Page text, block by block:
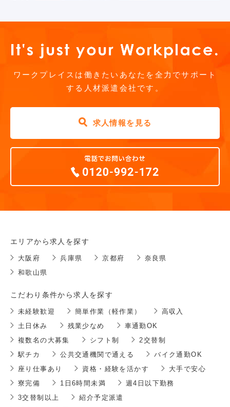
ワークプレイスは働きたいあなたを全力でサポート
する人材派遣会社です。
求人情報を見る
エリアから求人を探す
大阪府 兵庫県 京都府
奈良県
和歌山県
こだわり条件から求人を探す
未経験歓迎 簡単作業（軽作業）
高収入
土日休み
残業少なめ
車通勤OK
複数名の大募集
シフト制
2交替制
駅チカ
公共交通機関で通える
バイク通勤OK
座り仕事あり
資格・経験を活かす
大手で安心
寮完備
1日6時間未満
週4日以下勤務
3交替制以上
紹介予定派遣